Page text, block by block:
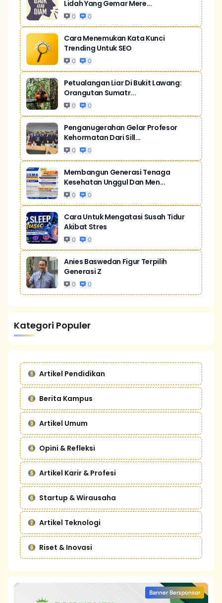
Lidah Yang Gemar Mere...
0 0
Cara Menemukan Kata Kunci
Trending Untuk SEO
0 0
Petualangan Liar Di Bukit Lawang:
Orangutan Sumatr...
0 0
Penganugerahan Gelar Profesor
Kehormatan Dari Sill...
0 0
Membangun Generasi Tenaga
Kesehatan Unggul Dan Men...
0 0
Cara Untuk Mengatasi Susah Tidur
Akibat Stres
0 0
Anies Baswedan Figur Terpilih
Generasi Z
0 0
Kategori Populer
Artikel Pendidikan
Berita Kampus
Artikel Umum
Opini & Refleksi
Artikel Karir & Profesi
Startup & Wirausaha
Artikel Teknologi
Riset & Inovasi
Banner Bersponsor